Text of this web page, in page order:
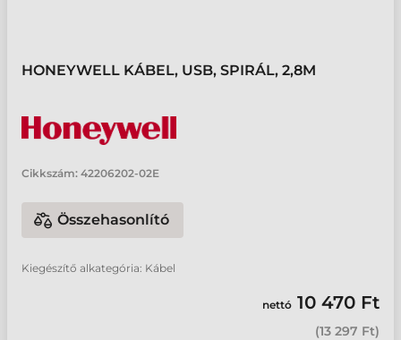
HONEYWELL KÁBEL, USB, SPIRÁL, 2,8M
Cikkszám: 42206202-02E
Összehasonlító
Kiegészítő alkategória: Kábel
nettó 10 470 Ft
(13 297 Ft)